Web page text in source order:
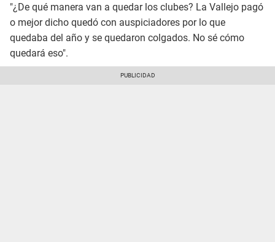
"¿De qué manera van a quedar los clubes? La Vallejo pagó
o mejor dicho quedó con auspiciadores por lo que
quedaba del año y se quedaron colgados. No sé cómo
quedará eso".